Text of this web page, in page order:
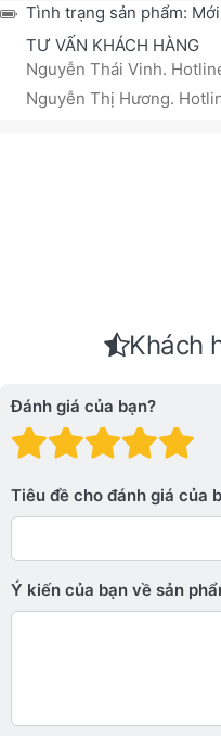
Tình trạng sản phẩm: Mới
TƯ VẤN KHÁCH HÀNG
Nguyễn Thái Vinh.
Nguyễn Thị Hương.
Khách
Đánh giá của bạn?
Đánh
Đánh
Đánh giá: 1
Tiêu đề cho đánh giá của
Ý kiến ​​của bạn về sản